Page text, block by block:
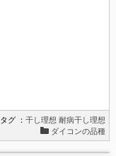
タグ ：干し理想 耐病干し理想
ダイコンの品種